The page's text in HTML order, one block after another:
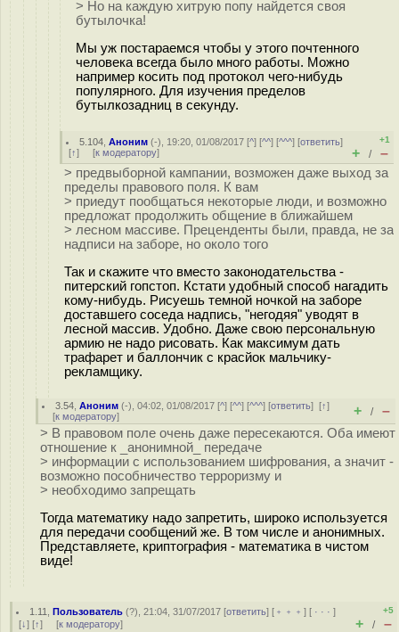
> Но на каждую хитрую попу найдется своя
бутылочка!
Мы уж постараемся чтобы у этого почтенного
человека всегда было много работы. Можно
например косить под протокол чего-нибудь
популярного. Для изучения пределов
бутылкозадниц в секунду.
5.104 ,Аноним (-), 19:20, 01/08/2017 [^] [^^] [^^^] [ответить]
[↑] [к модератору]
+1
+ / –
> предвыборной кампании, возможен даже выход за
пределы правового поля. К вам
> приедут пообщаться некоторые люди, и возможно
предложат продолжить общение в ближайшем
> лесном массиве. Преценденты были, правда, не за
надписи на заборе, но около того
Так и скажите что вместо законодательства -
питерский гопстоп. Кстати удобный способ нагадить
кому-нибудь. Рисуешь темной ночкой на заборе
доставшего соседа надпись, "негодяя" уводят в
лесной массив. Удобно. Даже свою персональную
армию не надо рисовать. Как максимум дать
трафарет и баллончик с красйок мальчику-
рекламщику.
3.54 ,Аноним (-), 04:02, 01/08/2017 [^] [^^] [^^^] [ответить][↑]
[к модератору] + / –
> В правовом поле очень даже пересекаются. Оба имеют
отношение к _анонимной_ передаче
> информации с использованием шифрования, а значит -
возможно пособничество терроризму и
> необходимо запрещать
Тогда математику надо запретить, широко используется
для передачи сообщений же. В том числе и анонимных.
Представляете, криптография - математика в чистом
виде!
1.11 ,Пользователь (?), 21:04, 31/07/2017 [ответить] [ ﹢﹢﹢] [ · · ·]
[↓] [↑] [к модератору]
+5
+ / –